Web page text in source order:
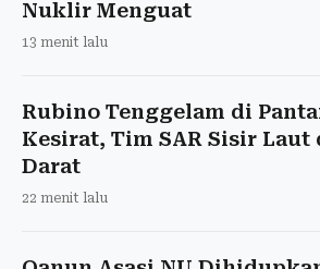
Nuklir Menguat
13 menit lalu
Rubino Tenggelam di
Kesirat, Tim SAR Sisir Laut
Darat
22 menit lalu